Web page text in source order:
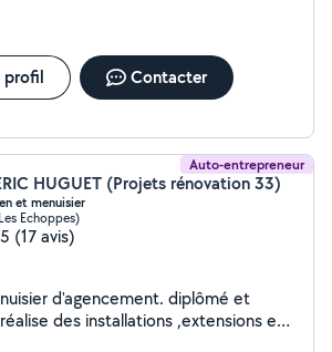
profil Contacter
Auto-entrepreneur
HUGUET (Projets rénovation 33)
et menuisier
Echoppes)
(17 avis)
d'agencement. diplômé et
des installations ,extensions et